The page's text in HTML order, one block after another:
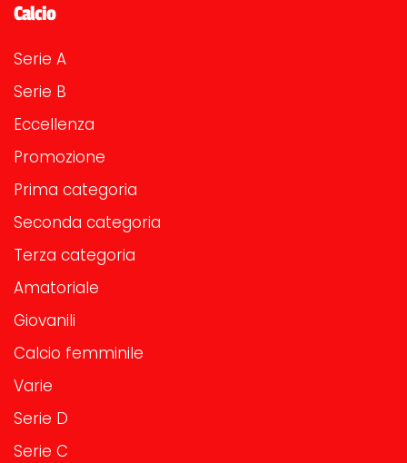
Calcio
Serie A
Serie B
Eccellenza
Promozione
Prima categoria
Seconda categoria
Terza categoria
Amatoriale
Giovanili
Calcio femminile
Varie
Serie D
Serie C